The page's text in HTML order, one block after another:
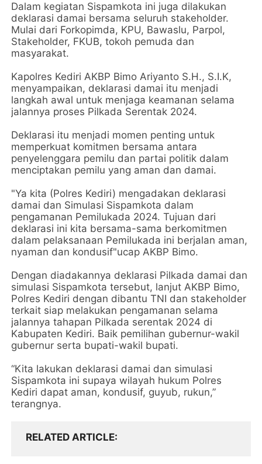
Dalam kegiatan Sispamkota ini juga dilakukan
deklarasi damai bersama seluruh stakeholder.
Mulai dari Forkopimda, KPU, Bawaslu, Parpol,
Stakeholder, FKUB, tokoh pemuda dan
masyarakat.
Kapolres Kediri AKBP Bimo Ariyanto S.H., S.I.K,
menyampaikan, deklarasi damai itu menjadi
langkah awal untuk menjaga keamanan selama
jalannya proses Pilkada Serentak 2024.
Deklarasi itu menjadi momen penting untuk
memperkuat komitmen bersama antara
penyelenggara pemilu dan partai politik dalam
menciptakan pemilu yang aman dan damai.
"Ya kita (Polres Kediri) mengadakan deklarasi
damai dan Simulasi Sispamkota dalam
pengamanan Pemilukada 2024. Tujuan dari
deklarasi ini kita bersama-sama berkomitmen
dalam pelaksanaan Pemilukada ini berjalan aman,
nyaman dan kondusif"ucap AKBP Bimo.
Dengan diadakannya deklarasi Pilkada damai dan
simulasi Sispamkota tersebut, lanjut AKBP Bimo,
Polres Kediri dengan dibantu TNI dan stakeholder
terkait siap melakukan pengamanan selama
jalannya tahapan Pilkada serentak 2024 di
Kabupaten Kediri. Baik pemilihan gubernur-wakil
gubernur serta bupati-wakil bupati.
“Kita lakukan deklarasi damai dan simulasi
Sispamkota ini supaya wilayah hukum Polres
Kediri dapat aman, kondusif, guyub, rukun,”
terangnya.
RELATED ARTICLE